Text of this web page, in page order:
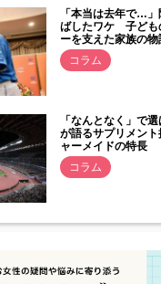
「本当は去年で…
ばしたワケ 子ども
ーを支えた家族の物
コラム
「なんとなく」で
が語るサプリメン
ャーメイドの特長
コラム